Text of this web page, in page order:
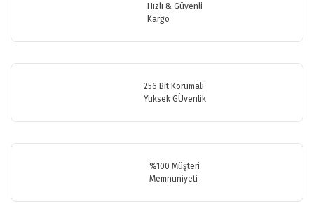
Ürün fiyatı diğer sitelerden daha pahalı.
Hızlı & Güvenli
Kargo
256 Bit Korumalı
Yüksek GÜvenlik
%100 Müşteri
Memnuniyeti